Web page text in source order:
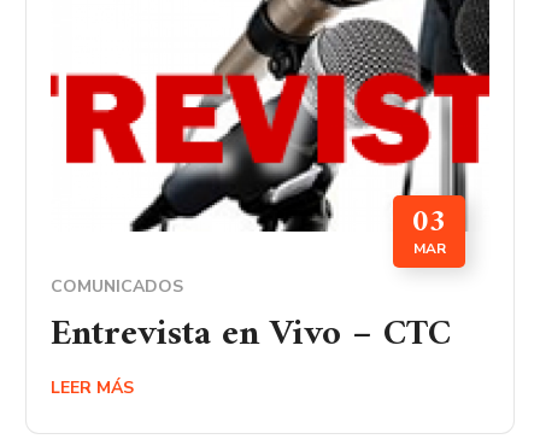
03
MAR
COMUNICADOS
Entrevista en Vivo – CTC
LEER MÁS